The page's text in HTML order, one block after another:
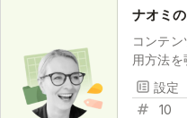
ナオミ
コンテ
用方法を
設定
10